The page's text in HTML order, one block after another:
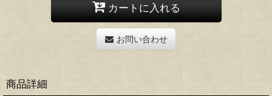
カートに入れる
お問い合わせ
商品詳細